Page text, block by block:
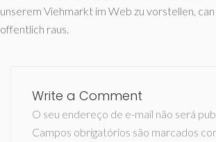
unserem Viehmarkt im Web zu vorstellen,
offentlich raus.
Write a Comment
O seu endereço de e-mail não será
Campos obrigatórios são marcados